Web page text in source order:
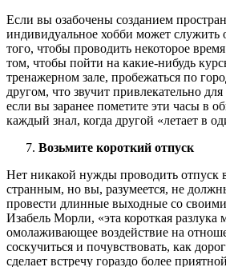
Если вы озабочены созданием
индивидуальное хобби может
того, чтобы проводить некоторое
том, чтобы пойти на какие-нибудь
тренажерном зале, пробежаться по
другом, что звучит привлекательно
если вы заранее пометите эти часы в
каждый знал, когда другой «летает в
Возьмите короткий отпуск
Нет никакой нужды проводить отпуск
странным, но вы, разумеется, не
провести длинные выходные со
Изабель Морли, «эта короткая разлука
омолаживающее воздействие на
соскучиться и почувствовать, как
сделает встречу гораздо более